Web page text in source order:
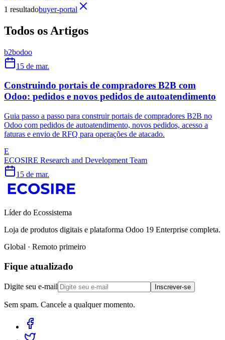
1 resultadobuyer-portal
Todos os Artigos
b2bodoo
15 de mar.
Construindo portais de compradores B2B com
Odoo: pedidos e novos pedidos de autoatendimento
Guia passo a passo para construir portais de compradores B2B no
Odoo com pedidos de autoatendimento, novos pedidos, acesso a
faturas e envio de RFQ para operações de atacado.
E
ECOSIRE Research and Development Team
15 de mar.
Líder do Ecossistema
Loja de produtos digitais e plataforma Odoo 19 Enterprise completa.
Global · Remoto primeiro
Fique atualizado
Digite seu e-mail Inscrever-se
Sem spam. Cancele a qualquer momento.